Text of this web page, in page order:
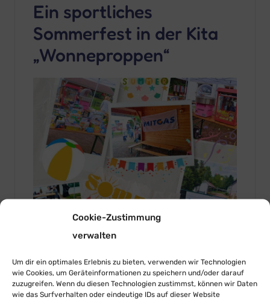
Cookie-Zustimmung
verwalten
Um dir ein optimales Erlebnis zu bieten, verwenden wir Technologien
wie Cookies, um Geräteinformationen zu speichern und/oder darauf
zuzugreifen. Wenn du diesen Technologien zustimmst, können wir Daten
wie das Surfverhalten oder eindeutige IDs auf dieser Website
Ein sportliches
Sommerfest in der Kita
„Wonneproppen“